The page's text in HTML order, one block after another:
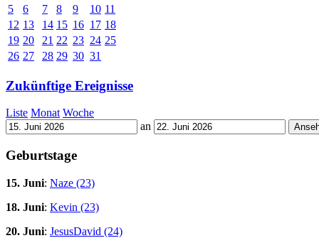
5
6 7 8 9 10 11
12 13 14 15 16 17 18
19 20 21 22 23 24 25
26 27 28 29 30 31
Zukünftige Ereignisse
Liste Monat Woche
an
Geburtstage
15. Juni: Naze (23)
18. Juni: Kevin (23)
20. Juni: JesusDavid (24)